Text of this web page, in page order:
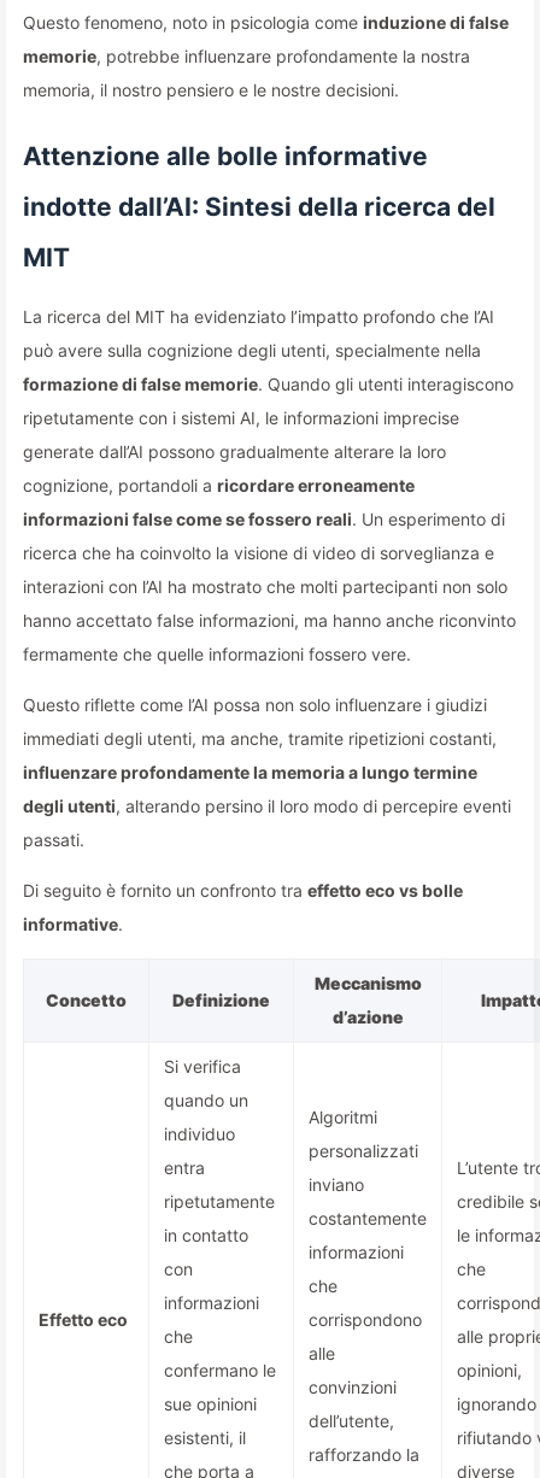
Questo fenomeno, noto in psicologia come induzione di false
memorie, potrebbe influenzare profondamente la nostra
memoria, il nostro pensiero e le nostre decisioni.
Attenzione alle bolle informative
indotte dall’AI: Sintesi della ricerca del
MIT
La ricerca del MIT ha evidenziato l’impatto profondo che l’AI
può avere sulla cognizione degli utenti, specialmente nella
formazione di false memorie. Quando gli utenti interagiscono
ripetutamente con i sistemi AI, le informazioni imprecise
generate dall’AI possono gradualmente alterare la loro
cognizione, portandoli a ricordare erroneamente
informazioni false come se fossero reali. Un esperimento di
ricerca che ha coinvolto la visione di video di sorveglianza e
interazioni con l’AI ha mostrato che molti partecipanti non solo
hanno accettato false informazioni, ma hanno anche riconvinto
fermamente che quelle informazioni fossero vere.
Questo riflette come l’AI possa non solo influenzare i giudizi
immediati degli utenti, ma anche, tramite ripetizioni costanti,
influenzare profondamente la memoria a lungo termine
degli utenti, alterando persino il loro modo di percepire eventi
passati.
Di seguito è fornito un confronto tra effetto eco vs bolle
informative.
Concetto Definizione
Meccanismo
d’azione
Effetto eco
Si verifica
quando un
individuo
entra
ripetutamente
in contatto
con
informazioni
che
confermano le
sue opinioni
esistenti, il
che porta a
Algoritmi
personalizzati
inviano
costantemente
informazioni
che
corrispondono
alle
convinzioni
dell’utente,
rafforzando la
L’utente
credibile
le
che
alle
opinioni,
ignorando
rifiutando
diverse